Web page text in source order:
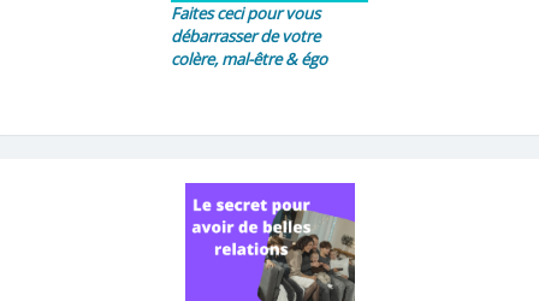
Faites ceci pour vous
débarrasser de votre
colère, mal-être & égo